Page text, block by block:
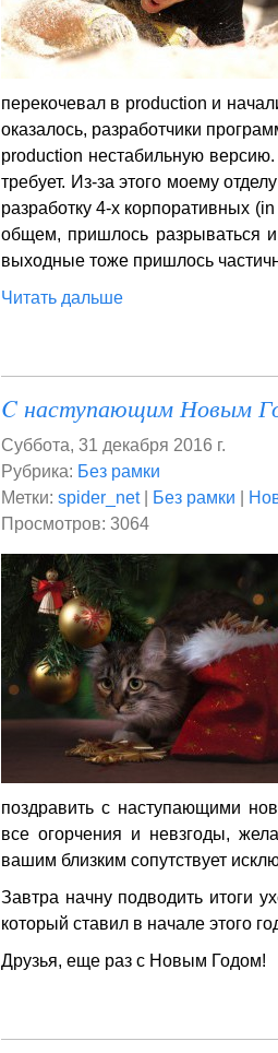
перекочевал в production и
оказалось, разработчики
production нестабильную
требует. Из-за этого моему
разработку 4-х корпоративных
общем, пришлось разрываться
выходные тоже пришлось
Читать дальше
C наступающим Новым
Суббота, 31 декабря 2016 г.
Рубрика: Без рамки
Метки: spider_net| Без рамки
Просмотров: 3064
поздравить с наступающими
все огорчения и невзгоды,
вашим близким сопутствует
Завтра начну подводить итоги
который ставил в начале этого
Друзья, еще раз с Новым Годом!